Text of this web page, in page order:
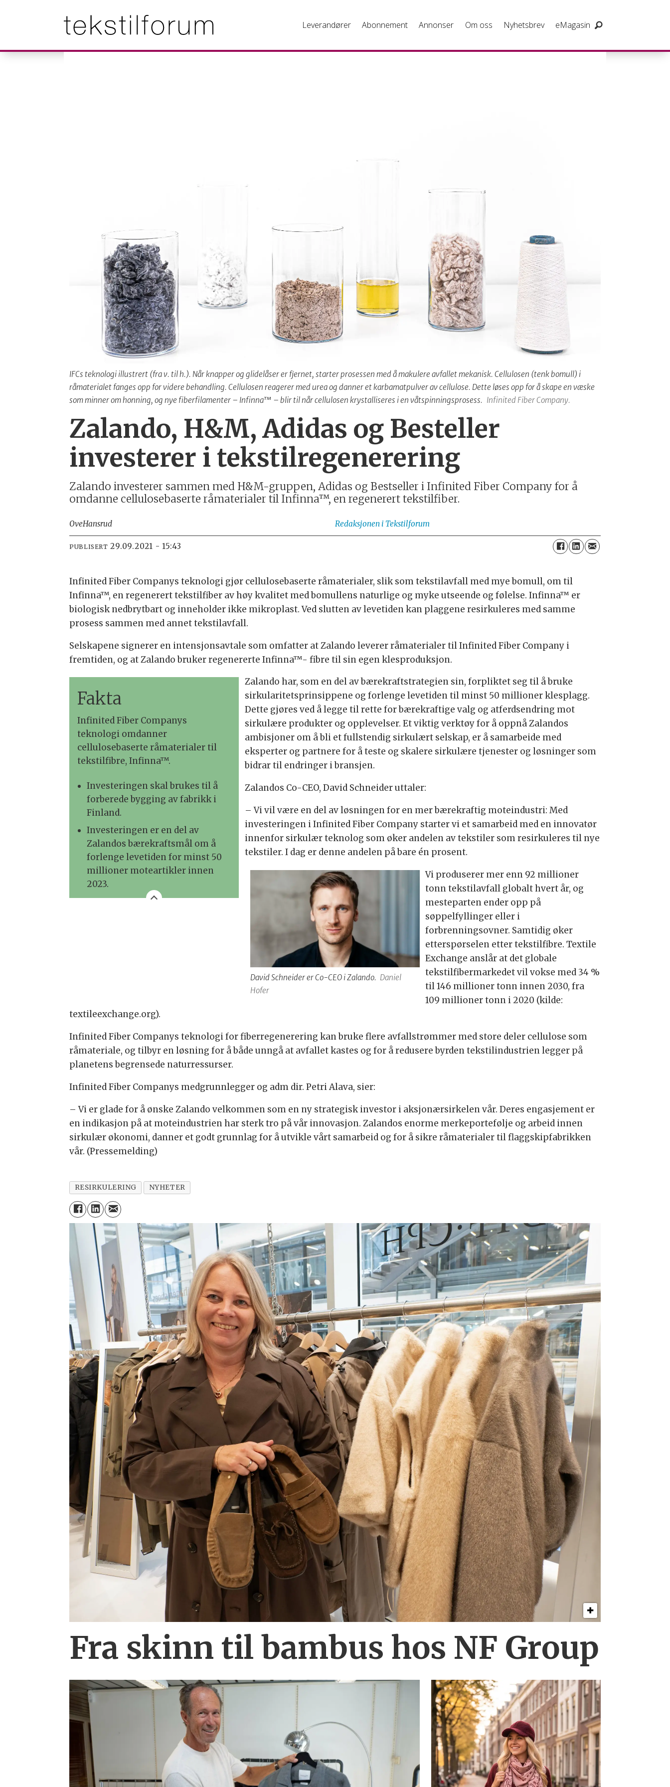
Leverandører Abonnement Annonser Om oss Nyhetsbrev eMagasin
IFCs teknologi illustrert (fra v. til h.). Når knapper og glidelåser er fjernet, starter prosessen med å makulere avfallet mekanisk. Cellulosen (tenk bomull) i
råmaterialet fanges opp for videre behandling. Cellulosen reagerer med urea og danner et karbamatpulver av cellulose. Dette løses opp for å skape en væske
som minner om honning, og nye fiberfilamenter – Infinna™ – blir til når cellulosen krystalliseres i en våtspinningsprosess. Infinited Fiber Company.
Zalando, H&M, Adidas og Besteller
investerer i tekstilregenerering
Zalando investerer sammen med H&M-gruppen, Adidas og Bestseller i Infinited Fiber Company for å
omdanne cellulosebaserte råmaterialer til Infinna™, en regenerert tekstilfiber.
OveHansrud Redaksjonen i Tekstilforum
PUBLISERT 29.09.2021 - 15:43
Infinited Fiber Companys teknologi gjør cellulosebaserte råmaterialer, slik som tekstilavfall med mye bomull, om til
Infinna™, en regenerert tekstilfiber av høy kvalitet med bomullens naturlige og myke utseende og følelse. Infinna™ er
biologisk nedbrytbart og inneholder ikke mikroplast. Ved slutten av levetiden kan plaggene resirkuleres med samme
prosess sammen med annet tekstilavfall.
Selskapene signerer en intensjonsavtale som omfatter at Zalando leverer råmaterialer til Infinited Fiber Company i
fremtiden, og at Zalando bruker regenererte Infinna™- fibre til sin egen klesproduksjon.
Fakta
Infinited Fiber Companys
teknologi omdanner
cellulosebaserte råmaterialer til
tekstilfibre, Infinna™.
Investeringen skal brukes til å
forberede bygging av fabrikk i
Finland.
Investeringen er en del av
Zalandos bærekraftsmål om å
forlenge levetiden for minst 50
millioner moteartikler innen
2023.
Zalando har, som en del av bærekraftstrategien sin, forpliktet seg til å bruke
sirkularitetsprinsippene og forlenge levetiden til minst 50 millioner klesplagg.
Dette gjøres ved å legge til rette for bærekraftige valg og atferdsendring mot
sirkulære produkter og opplevelser. Et viktig verktøy for å oppnå Zalandos
ambisjoner om å bli et fullstendig sirkulært selskap, er å samarbeide med
eksperter og partnere for å teste og skalere sirkulære tjenester og løsninger som
bidrar til endringer i bransjen.
Zalandos Co-CEO, David Schneider uttaler:
– Vi vil være en del av løsningen for en mer bærekraftig moteindustri: Med
investeringen i Infinited Fiber Company starter vi et samarbeid med en innovatør
innenfor sirkulær teknolog som øker andelen av tekstiler som resirkuleres til nye
tekstiler. I dag er denne andelen på bare én prosent.
David Schneider er Co-CEO i Zalando. Daniel
Hofer
Vi produserer mer enn 92 millioner
tonn tekstilavfall globalt hvert år, og
mesteparten ender opp på
søppelfyllinger eller i
forbrenningsovner. Samtidig øker
etterspørselen etter tekstilfibre. Textile
Exchange anslår at det globale
tekstilfibermarkedet vil vokse med 34 %
til 146 millioner tonn innen 2030, fra
109 millioner tonn i 2020 (kilde:
textileexchange.org).
Infinited Fiber Companys teknologi for fiberregenerering kan bruke flere avfallstrømmer med store deler cellulose som
råmateriale, og tilbyr en løsning for å både unngå at avfallet kastes og for å redusere byrden tekstilindustrien legger på
planetens begrensede naturressurser.
Infinited Fiber Companys medgrunnlegger og adm dir. Petri Alava, sier:
– Vi er glade for å ønske Zalando velkommen som en ny strategisk investor i aksjonærsirkelen vår. Deres engasjement er
en indikasjon på at moteindustrien har sterk tro på vår innovasjon. Zalandos enorme merkeportefølje og arbeid innen
sirkulær økonomi, danner et godt grunnlag for å utvikle vårt samarbeid og for å sikre råmaterialer til flaggskipfabrikken
vår. (Pressemelding)
RESIRKULERING NYHETER
Fra skinn til bambus hos NF Group